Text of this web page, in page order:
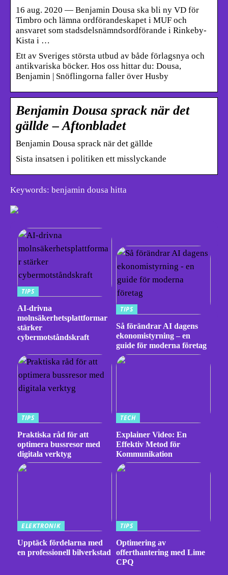
16 aug. 2020 — Benjamin Dousa ska bli ny VD för
Timbro och lämna ordförandeskapet i MUF och
ansvaret som stadsdelsnämndsordförande i Rinkeby-
Kista i …
Ett av Sveriges största utbud av både förlagsnya och
antikvariska böcker. Hos oss hittar du: Dousa,
Benjamin | Snöflingorna faller över Husby
Benjamin Dousa sprack när det
gällde – Aftonbladet
Benjamin Dousa sprack när det gällde
Sista insatsen i politiken ett misslyckande
Keywords: benjamin dousa hitta
TIPS
AI-drivna
molnsäkerhetsplattformar
stärker
cybermotståndskraft
TIPS
Så förändrar AI dagens
ekonomistyrning – en
guide för moderna företag
TIPS
Praktiska råd för att
optimera bussresor med
digitala verktyg
TECH
Explainer Video: En
Effektiv Metod för
Kommunikation
ELEKTRONIK
Upptäck fördelarna med
en professionell bilverkstad
TIPS
Optimering av
offerthantering med Lime
CPQ